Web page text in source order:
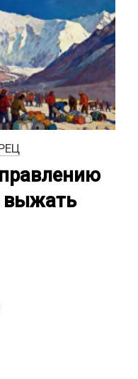
выжать